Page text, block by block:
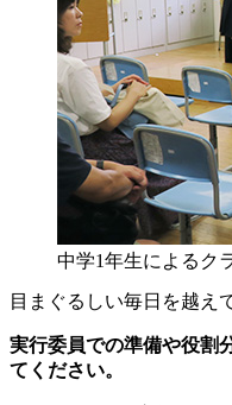
中学1年生によるク
目まぐるしい毎日を越え
実行委員での準備や役割
てください。